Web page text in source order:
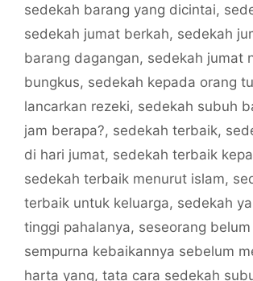
sedekah barang yang dicintai,
sedekah jumat berkah, sedekah
barang dagangan, sedekah jumat
bungkus, sedekah kepada orang
lancarkan rezeki, sedekah subuh
jam berapa?, sedekah terbaik,
di hari jumat, sedekah terbaik
sedekah terbaik menurut islam,
terbaik untuk keluarga, sedekah
tinggi pahalanya, seseorang
sempurna kebaikannya sebelum
harta yang, tata cara sedekah